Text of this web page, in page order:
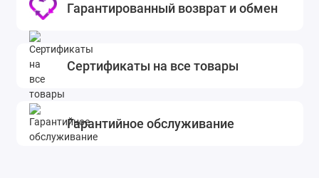
Гарантированный возврат и обмен
Сертификаты на все товары
Гарантийное обслуживание